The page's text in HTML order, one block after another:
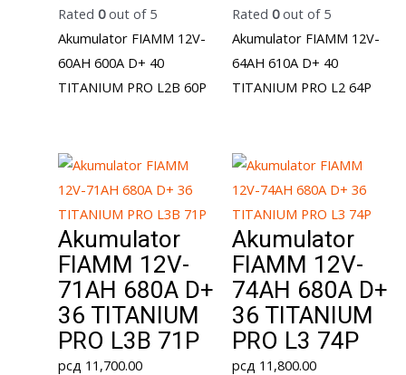
Rated 0out of 5
Akumulator FIAMM 12V-
60AH 600A D+ 40
TITANIUM PRO L2B 60P
Rated 0out of 5
Akumulator FIAMM 12V-
64AH 610A D+ 40
TITANIUM PRO L2 64P
Akumulator
FIAMM 12V-
71AH 680A D+
36 TITANIUM
PRO L3B 71P
рсд 11,700.00
Akumulator
FIAMM 12V-
74AH 680A D+
36 TITANIUM
PRO L3 74P
рсд 11,800.00